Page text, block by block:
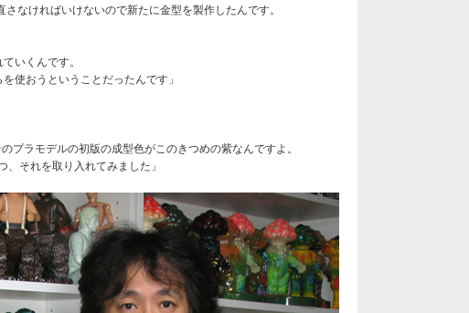
なければいけないので新たに金型を製作したんです。
いくんです。
使おうということだったんです」
プラモデルの初版の成型色がこのきつめの紫なんですよ。
それを取り入れてみました」